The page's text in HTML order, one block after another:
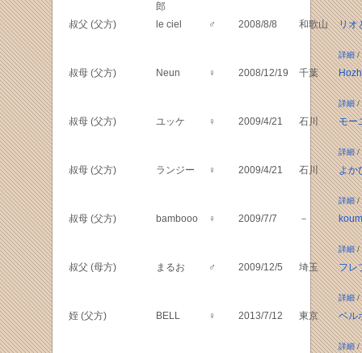
郎
叔父 (父方) le ciel ♂ 2008/8/8 和歌山 リオ
詳細/
叔母 (父方) Neun ♀ 2008/12/19 千葉
詳細/
叔母 (父方) ユッケ ♀ 2009/4/21 石川 モー
詳細/
叔母 (父方) ランジー ♀ 2009/4/21 石川 よか
詳細/
叔母 (父方) bambooo ♀ 2009/7/7 －
詳細/
叔父 (母方) まるお ♂ 2009/12/5 埼玉 フレ
詳細/
姪 (父方) BELL ♀ 2013/7/12 東京 ベル
詳細/